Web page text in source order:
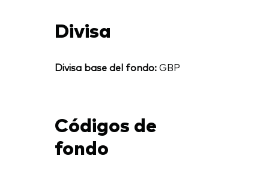
Divisa
Divisa base del fondo:GBP
Códigos de
fondo